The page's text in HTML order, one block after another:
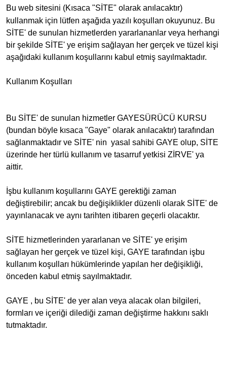
Bu web sitesini (Kısaca "SİTE" olarak anılacaktır)
kullanmak için lütfen aşağıda yazılı koşulları okuyunuz. Bu
SİTE' de sunulan hizmetlerden yararlananlar veya herhangi
bir şekilde SİTE' ye erişim sağlayan her gerçek ve tüzel kişi
aşağıdaki kullanım koşullarını kabul etmiş sayılmaktadır.
Kullanım Koşulları
Bu SİTE' de sunulan hizmetler GAYESÜRÜCÜ KURSU
(bundan böyle kısaca "Gaye" olarak anılacaktır) tarafından
sağlanmaktadır ve SİTE' nin yasal sahibi GAYE olup, SİTE
üzerinde her türlü kullanım ve tasarruf yetkisi ZİRVE' ya
aittir.
İşbu kullanım koşullarını GAYE gerektiği zaman
değiştirebilir; ancak bu değişiklikler düzenli olarak SİTE' de
yayınlanacak ve aynı tarihten itibaren geçerli olacaktır.
SİTE hizmetlerinden yararlanan ve SİTE' ye erişim
sağlayan her gerçek ve tüzel kişi, GAYE tarafından işbu
kullanım koşulları hükümlerinde yapılan her değişikliği,
önceden kabul etmiş sayılmaktadır.
GAYE , bu SİTE' de yer alan veya alacak olan bilgileri,
formları ve içeriği dilediği zaman değiştirme hakkını saklı
tutmaktadır.